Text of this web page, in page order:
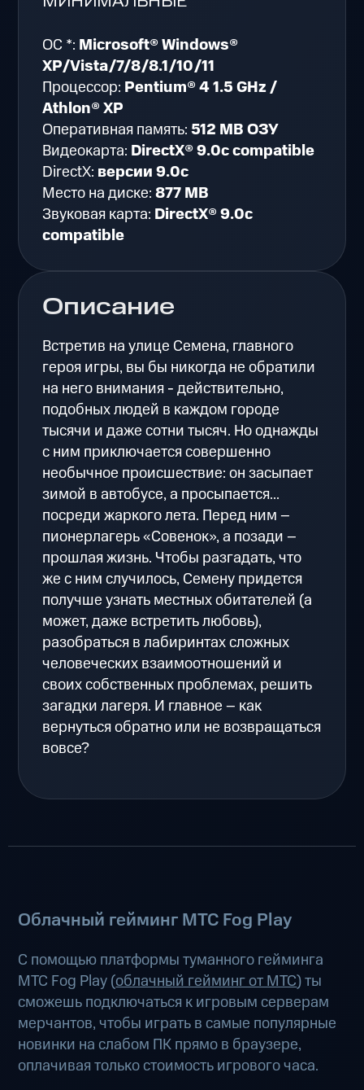
Описание
Встретив на улице Семена, главного
героя игры, вы бы никогда не обратили
на него внимания - действительно,
подобных людей в каждом городе
тысячи и даже сотни тысяч. Но однажды
с ним приключается совершенно
необычное происшествие: он засыпает
зимой в автобусе, а просыпается...
посреди жаркого лета. Перед ним –
пионерлагерь «Совенок», а позади –
прошлая жизнь. Чтобы разгадать, что
же с ним случилось, Семену придется
получше узнать местных обитателей (а
может, даже встретить любовь),
разобраться в лабиринтах сложных
человеческих взаимоотношений и
своих собственных проблемах, решить
загадки лагеря. И главное – как
вернуться обратно или не возвращаться
вовсе?
ОС *: Microsoft® Windows®
XP/Vista/7/8/8.1/10/11
Процессор: Pentium® 4 1.5 GHz /
Athlon® XP
Оперативная память:512 MB ОЗУ
Видеокарта: DirectX® 9.0c compatible
DirectX: версии 9.0c
Место на диске:877 MB
Звуковая карта: DirectX® 9.0c
compatible
Облачный гейминг МТС Fog Play
С помощью платформы туманного гейминга
МТС Fog Play (облачный гейминг от МТС) ты
сможешь подключаться к игровым серверам
мерчантов, чтобы играть в самые популярные
новинки на слабом ПК прямо в браузере,
оплачивая только стоимость игрового часа.